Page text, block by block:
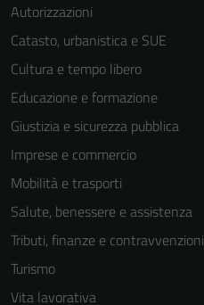
Autorizzazioni
Catasto, urbanistica e SUE
Cultura e tempo libero
Educazione e formazione
Giustizia e sicurezza pubblica
Imprese e commercio
Mobilità e trasporti
Salute, benessere e assistenza
Tributi, finanze e contravvenzioni
Turismo
Vita lavorativa